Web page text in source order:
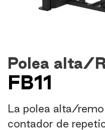
Polea alta/
FB11
La polea alta/
contador de